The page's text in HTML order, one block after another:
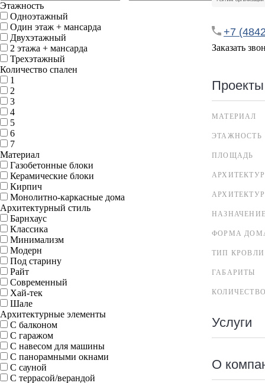
+7
Заказать
МАТЕРИАЛ
ЭТАЖНОСТЬ
ПЛОЩАДЬ
ФОРМА
ТИП КРОВЛИ
ГАБАРИТЫ
Услуги
О
Этажность
Одноэтажный
Один этаж + мансарда
Двухэтажный
2 этажа + мансарда
Трехэтажный
Количество спален
1
2
3
4
5
6
7
Материал
Газобетонные блоки
Керамические блоки
Кирпич
Монолитно-каркасные дома
Архитектурный стиль
Барнхаус
Классика
Минимализм
Модерн
Под старину
Райт
Современный
Хай-тек
Шале
Архитектурные элементы
С балконом
С гаражом
С навесом для машины
С панорамными окнами
С сауной
С террасой/верандой